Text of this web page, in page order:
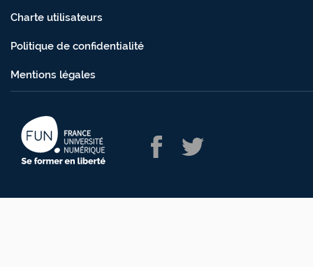
Charte utilisateurs
Politique de confidentialité
Mentions légales